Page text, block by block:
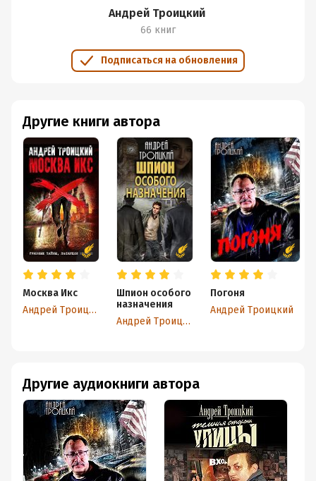
Андрей Троицкий
66 книг
Подписаться на обновления
Другие книги автора
Москва Икс
Андрей Троицкий
Шпион особого
назначения
Андрей Троицкий
Погоня
Андрей Троицкий
Другие аудиокниги автора